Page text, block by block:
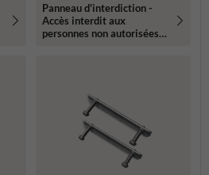
Panneau d'interdiction -
Accès interdit aux
personnes non autorisées